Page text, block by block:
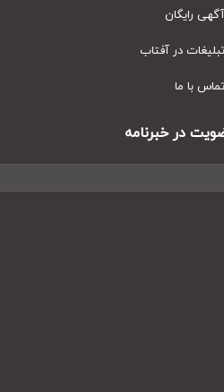
رایگان
در آفتاب
با ما
در خبرنامه